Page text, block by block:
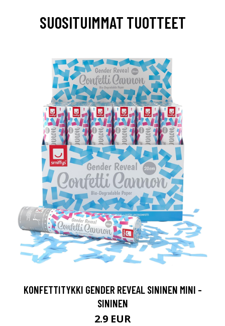
SUOSITUIMMAT TUOTTEET
KONFETTITYKKI GENDER REVEAL SININEN MINI -
SININEN
2.9 EUR